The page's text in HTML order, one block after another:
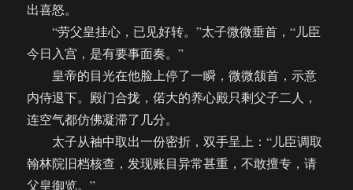
出喜怒。
“劳父皇挂心，已见好转。”太子微微垂首，“儿臣
今日入宫，是有要事面奏。”
皇帝的目光在他脸上停了一瞬，微微颔首，示意
内侍退下。殿门合拢，偌大的养心殿只剩父子二人，
连空气都仿佛凝滞了几分。
太子从袖中取出一份密折，双手呈上：“儿臣调取
翰林院旧档核查，发现账目异常甚重，不敢擅专，请
父皇御览。”